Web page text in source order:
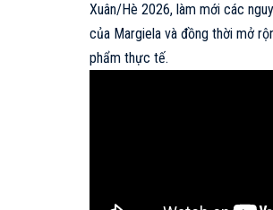
Xuân/Hè 2026, làm mới các
của Margiela và đồng thời mở
phẩm thực tế.